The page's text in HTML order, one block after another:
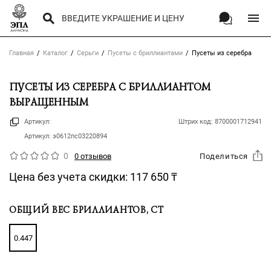
Главная Каталог Серьги Пусеты с бриллиантами Пусеты из серебра
ПУСЕТЫ ИЗ СЕРЕБРА С БРИЛЛИАНТОМ
ВЫРАЩЕННЫМ
Артикул:
Артикул: э0612пс03220894
Штрих код: 8700001712941
0 0 отзывов Поделиться
Цена без учета скидки: 117 650₸
ОБЩИЙ ВЕС БРИЛЛИАНТОВ, CT
0.447